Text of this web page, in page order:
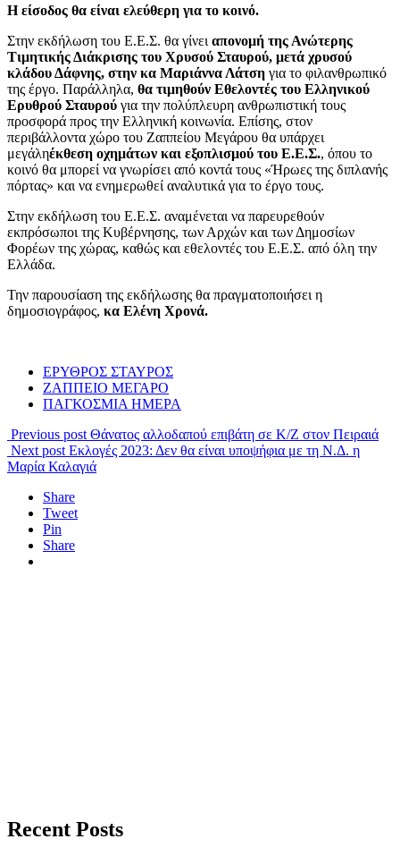
Η είσοδος θα είναι ελεύθερη για το κοινό.
Στην εκδήλωση του Ε.Ε.Σ. θα γίνειαπονομή της Ανώτερης
Τιμητικής Διάκρισης του Χρυσού Σταυρού, μετά χρυσού
κλάδου Δάφνης, στην κα Μαριάννα Λάτση για το φιλανθρωπικό
της έργο. Παράλληλα, θα τιμηθούν Εθελοντές του Ελληνικού
Ερυθρού Σταυρού για την πολύπλευρη ανθρωπιστική τους
προσφορά προς την Ελληνική κοινωνία. Επίσης, στον
περιβάλλοντα χώρο του Ζαππείου Μεγάρου θα υπάρχει
μεγάληέκθεση οχημάτων και εξοπλισμού του Ε.Ε.Σ., όπου το
κοινό θα μπορεί να γνωρίσει από κοντά τους «Ήρωες της διπλανής
πόρτας» και να ενημερωθεί αναλυτικά για το έργο τους.
Στην εκδήλωση του Ε.Ε.Σ. αναμένεται να παρευρεθούν
εκπρόσωποι της Κυβέρνησης, των Αρχών και των Δημοσίων
Φορέων της χώρας, καθώς και εθελοντές του Ε.Ε.Σ. από όλη την
Ελλάδα.
Την παρουσίαση της εκδήλωσης θα πραγματοποιήσει η
δημοσιογράφος, κα Ελένη Χρονά.
ΕΡΥΘΡΟΣ ΣΤΑΥΡΟΣ
ΖΑΠΠΕΙΟ ΜΕΓΑΡΟ
ΠΑΓΚΟΣΜΙΑ ΗΜΕΡΑ
Previous post Θάνατος αλλοδαπού επιβάτη σε Κ/Ζ στον Πειραιά
Next post Εκλογές 2023: Δεν θα είναι υποψήφια με τη Ν.Δ. η
Μαρία Καλαγιά
Share
Tweet
Pin
Share
Recent Posts